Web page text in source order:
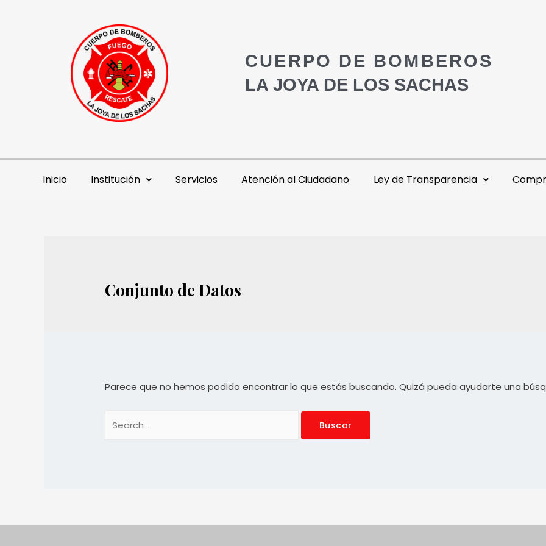
CUERPO DE BOMBEROS
LA JOYA DE LOS SACHAS
Inicio Institución Servicios Atención al Ciudadano Ley de Transparencia
Conjunto de Datos
Parece que no hemos podido encontrar lo que estás buscando. Quizá pueda ayudarte una